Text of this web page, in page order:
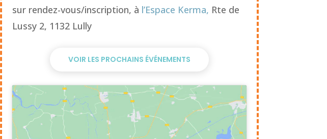
sur rendez-vous/inscription, à l’Espace Kerma, Rte de
Lussy 2, 1132 Lully
VOIR LES PROCHAINS ÉVÉNEMENTS